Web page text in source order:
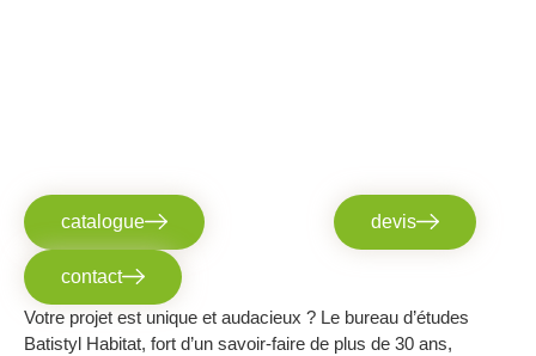
catalogue devis
contact
Votre projet est unique et audacieux ? Le bureau d’études
Batistyl Habitat, fort d’un savoir-faire de plus de 30 ans,